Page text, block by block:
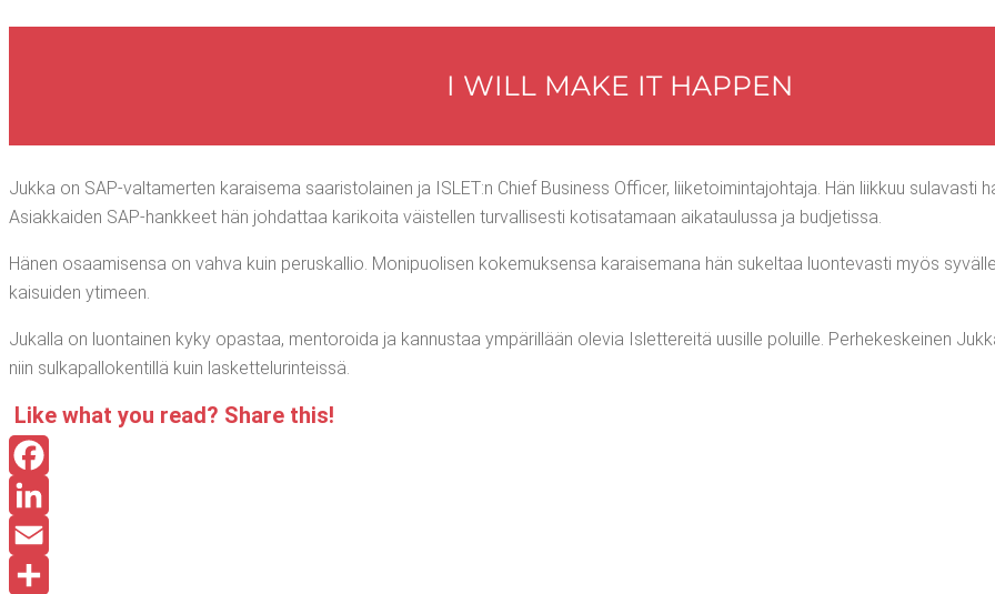
I WILL MAKE IT HAPPEN
Juk­ka on SAP-val­ta­mer­ten karai­se­ma saa­ris­to­lai­nen ja ISLET:n Chief Busi­ness Officer, lii­ke­toi­min­ta­joh­ta­ja. Hän liik­kuu sula­vas­ti
Asiak­kai­den SAP-hank­keet hän joh­dat­taa kari­koi­ta väis­tel­len tur­val­li­ses­ti koti­sa­ta­maan aika­tau­lus­sa ja budjetissa.
Hänen osaa­mi­sen­sa on vah­va kuin perus­kal­lio. Moni­puo­li­sen koke­muk­sen­sa karai­se­ma­na hän sukel­taa luon­te­vas­ti myös
kai­sui­den ytimeen.
Jukal­la on luon­tai­nen kyky opas­taa, men­to­roi­da ja kan­nus­taa ympä­ril­lään ole­via Islet­te­rei­tä uusil­le poluil­le. Per­he­kes­kei­nen
niin sul­ka­pal­lo­ken­til­lä kuin laskettelurinteissä.
Like what you read? Sha­re this!
Facebook
LinkedIn
Email